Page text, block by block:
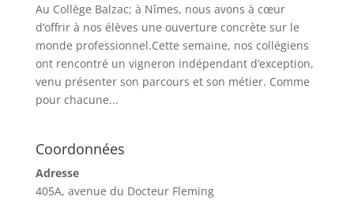
Au Collège Balzac; à Nîmes, nous avons à cœur
d’offrir à nos élèves une ouverture concrète sur le
monde professionnel.Cette semaine, nos collégiens
ont rencontré un vigneron indépendant d’exception,
venu présenter son parcours et son métier. Comme
pour chacune...
Coordonnées
Adresse
405A, avenue du Docteur Fleming